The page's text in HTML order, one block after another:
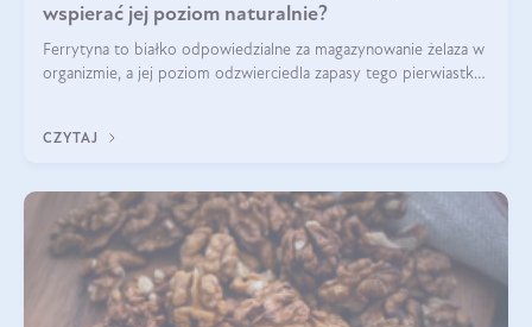
wspierać jej poziom naturalnie?
Ferrytyna to białko odpowiedzialne za magazynowanie żelaza w
organizmie, a jej poziom odzwierciedla zapasy tego pierwiastka.
funkcjonowanie (
CZYTAJ